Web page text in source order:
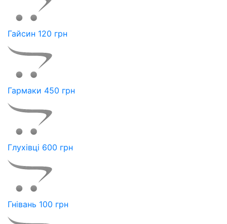
Гайсин 120 грн
Гармаки 450 грн
Глухівці 600 грн
Гнівань 100 грн